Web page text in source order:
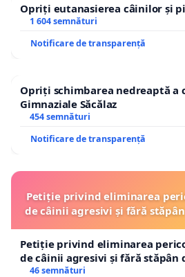
Opriți eutanasierea câinilor și
1 604 semnături
Notificare de transparență
Opriți schimbarea nedreaptă a
Gimnaziale Săcălaz
454 semnături
Notificare de transparență
Petiție privind eliminarea
de câinii agresivi și fără
Petiție privind eliminarea
de câinii agresivi și fără stăpân
46 semnături